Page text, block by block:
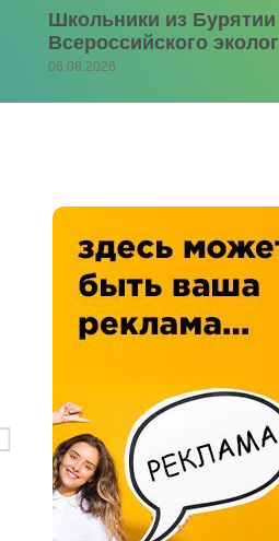
Школьники из
Всероссийского
06.08.2026